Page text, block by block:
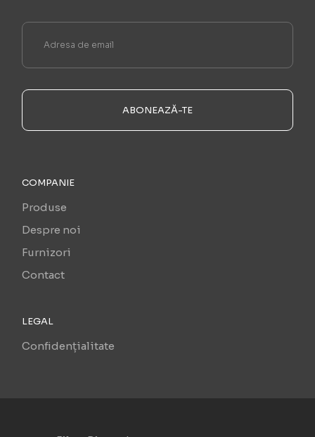
ABONEAZĂ-TE
COMPANIE
Produse
Despre noi
Furnizori
Contact
LEGAL
Confidențialitate